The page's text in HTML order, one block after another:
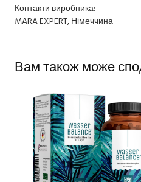
Контакти виробника:
MARA EXPERT, Німеччина
Вам також може